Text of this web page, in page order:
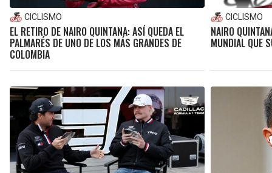
CICLISMO
EL RETIRO DE NAIRO QUINTANA: ASÍ QUEDA EL
PALMARÉS DE UNO DE LOS MÁS GRANDES DE
COLOMBIA
CICLISMO
NAIRO
MUNDIAL QUE